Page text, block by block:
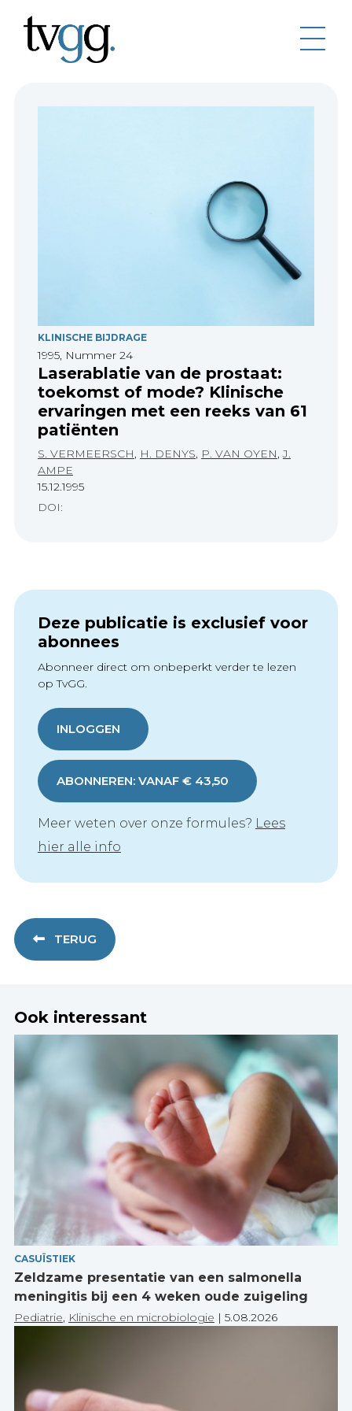
KLINISCHE BIJDRAGE
1995, Nummer 24
Laserablatie van de prostaat:
toekomst of mode? Klinische
ervaringen met een reeks van 61
patiënten
S. VERMEERSCH, H. DENYS, P. VAN OYEN,J.
AMPE
15.12.1995
DOI:
Deze publicatie is exclusief voor
abonnees
Abonneer direct om onbeperkt verder te lezen
op TvGG.
INLOGGEN
ABONNEREN: VANAF € 43,50
Meer weten over onze formules? Lees
hier alle info
TERUG
Ook interessant
CASUÏSTIEK
Zeldzame presentatie van een salmonella
meningitis bij een 4 weken oude zuigeling
Pediatrie, Klinische en microbiologie | 5.08.2026